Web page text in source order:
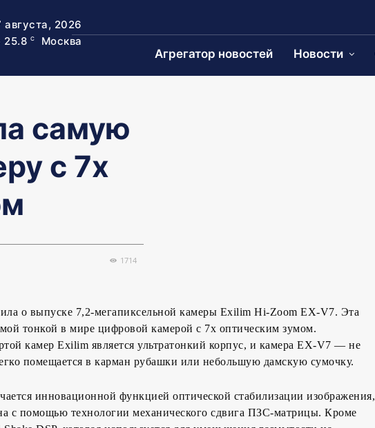
августа, 2026
25.8 C Москва
Агрегатор новостей Новости
самую
с 7х
1714
о выпуске 7,2-мегапиксельной камеры Exilim Hi-Zoom EX-V7. Эта
тонкой в мире цифровой камерой с 7х оптическим зумом.
камер Exilim является ультратонкий корпус, и камера EX-V7 — не
помещается в карман рубашки или небольшую дамскую сумочку.
инновационной функцией оптической стабилизации изображения,
с помощью технологии механического сдвига ПЗС-матрицы. Кроме